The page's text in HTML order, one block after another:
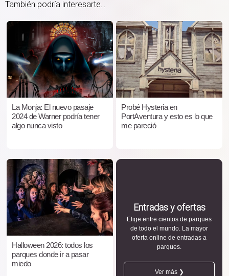
También podría interesarte...
La Monja: El nuevo pasaje
2024 de Warner podría tener
algo nunca visto
Probé Hysteria en
PortAventura y esto es lo que
me pareció
Halloween 2026: todos los
parques donde ir a pasar
miedo
Entradas y ofertas
Elige entre cientos de parques
de todo el mundo. La mayor
oferta online de entradas a
parques.
Ver más ❯